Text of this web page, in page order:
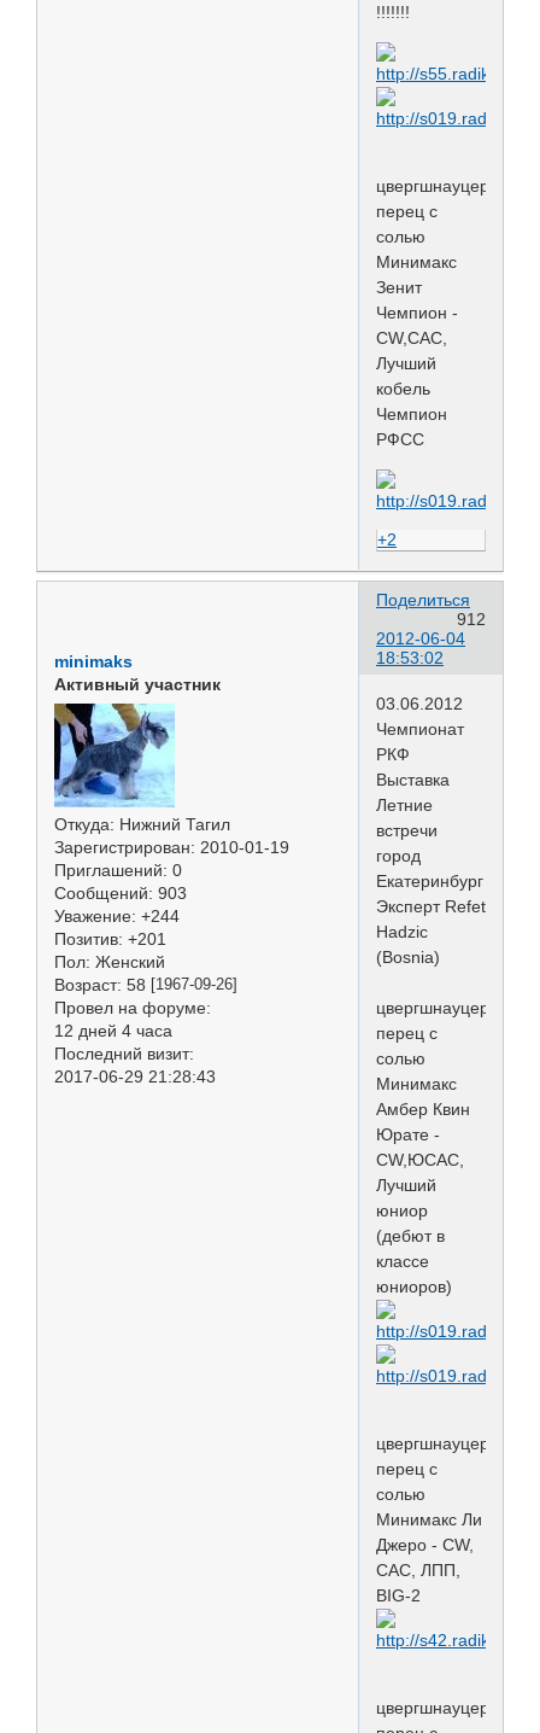
!!!!!!!
цвергшнауцер
перец с
солью
Минимакс
Зенит
Чемпион -
CW,CAC,
Лучший
кобель
Чемпион
РФСС
+2
Поделиться
912
2012-06-04
18:53:02
minimaks
Активный участник
Откуда: Нижний Тагил
Зарегистрирован: 2010-01-19
Приглашений: 0
Сообщений: 903
Уважение: +244
Позитив: +201
Пол: Женский
Возраст: 58 [1967-09-26]
Провел на форуме:
12 дней 4 часа
Последний визит:
2017-06-29 21:28:43
03.06.2012
Чемпионат
РКФ
Выставка
Летние
встречи
город
Екатеринбург
Эксперт Refet
Hadzic
(Bosnia)
цвергшнауцер
перец с
солью
Минимакс
Амбер Квин
Юрате -
CW,ЮCAC,
Лучший
юниор
(дебют в
классе
юниоров)
цвергшнауцер
перец с
солью
Минимакс Ли
Джеро - СW,
CAC, ЛПП,
BIG-2
цвергшнауцер